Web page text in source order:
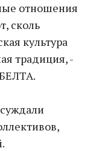
отношения
сколь
культура
традиция, -